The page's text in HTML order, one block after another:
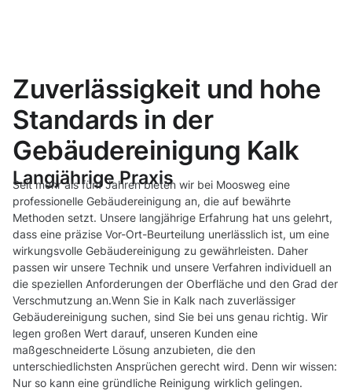
Zuverlässigkeit und hohe
Standards in der
Gebäudereinigung Kalk
Langjährige Praxis
Seit mehr als fünf Jahren bieten wir bei Moosweg eine
professionelle Gebäudereinigung an, die auf bewährte
Methoden setzt. Unsere langjährige Erfahrung hat uns gelehrt,
dass eine präzise Vor-Ort-Beurteilung unerlässlich ist, um eine
wirkungsvolle Gebäudereinigung zu gewährleisten. Daher
passen wir unsere Technik und unsere Verfahren individuell an
die speziellen Anforderungen der Oberfläche und den Grad der
Verschmutzung an.Wenn Sie in Kalk nach zuverlässiger
Gebäudereinigung suchen, sind Sie bei uns genau richtig. Wir
legen großen Wert darauf, unseren Kunden eine
maßgeschneiderte Lösung anzubieten, die den
unterschiedlichsten Ansprüchen gerecht wird. Denn wir wissen:
Nur so kann eine gründliche Reinigung wirklich gelingen.